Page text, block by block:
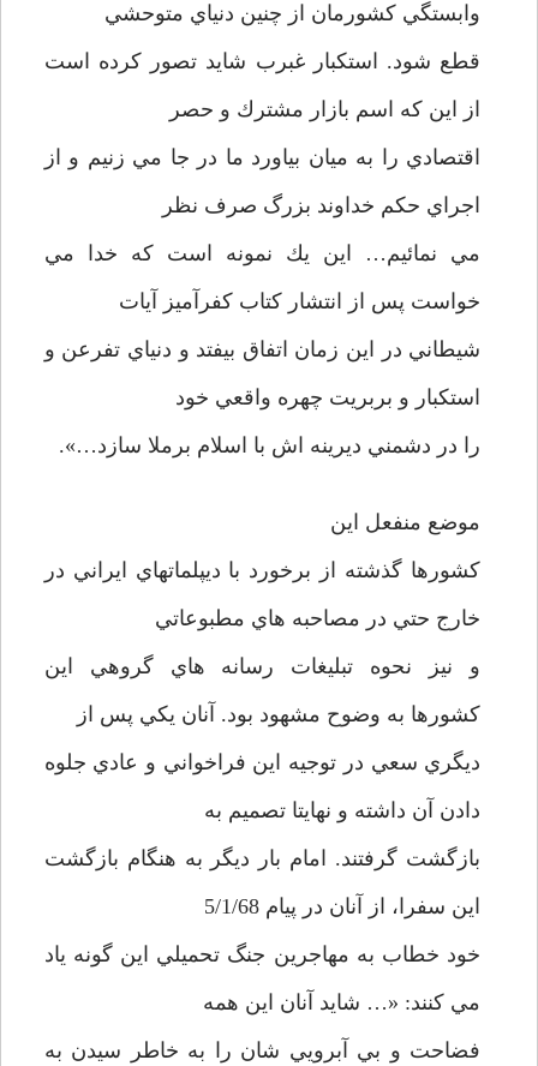
وابستگي كشورمان از چنين دنياي متوحشي
قطع شود. استكبار غبرب شايد تصور كرده است
از اين كه اسم بازار مشترك و حصر
اقتصادي را به ميان بياورد ما در جا مي زنيم و از
اجراي حكم خداوند بزرگ صرف نظر
مي نمائيم… اين يك نمونه است كه خدا مي
خواست پس از انتشار كتاب كفرآميز آيات
شيطاني در اين زمان اتفاق بيفتد و دنياي تفرعن و
استكبار و بربريت چهره واقعي خود
را در دشمني ديرينه اش با اسلام برملا سازد…».
موضع منفعل اين
كشورها گذشته از برخورد با ديپلماتهاي ايراني در
خارج حتي در مصاحبه هاي مطبوعاتي
و نيز نحوه تبليغات رسانه هاي گروهي اين
كشورها به وضوح مشهود بود. آنان يكي پس از
ديگري سعي در توجيه اين فراخواني و عادي جلوه
دادن آن داشته و نهايتا تصميم به
بازگشت گرفتند. امام بار ديگر به هنگام بازگشت
اين سفرا، از آنان در پيام 5/1/68
خود خطاب به مهاجرين جنگ تحميلي اين گونه ياد
مي كنند: «… شايد آنان اين همه
فضاحت و بي آبرويي شان را به خاطر سيدن به